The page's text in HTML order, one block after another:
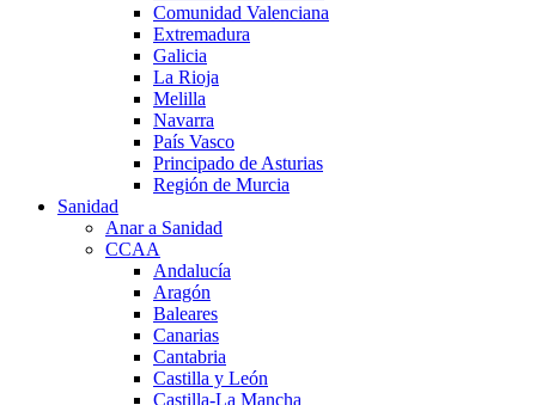
Comunidad Valenciana
Extremadura
Galicia
La Rioja
Melilla
Navarra
País Vasco
Principado de Asturias
Región de Murcia
Sanidad
Anar a Sanidad
CCAA
Andalucía
Aragón
Baleares
Canarias
Cantabria
Castilla y León
Castilla-La Mancha